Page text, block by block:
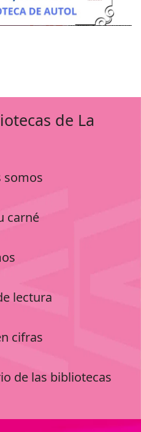
de La
somos
carné
lectura
cifras
de las bibliotecas